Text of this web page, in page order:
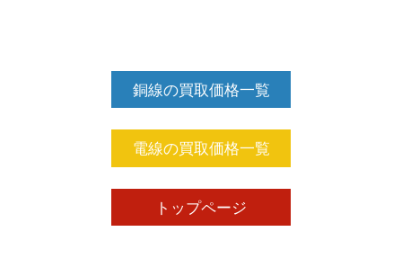
銅線の買取価格一覧
電線の買取価格一覧
トップページ